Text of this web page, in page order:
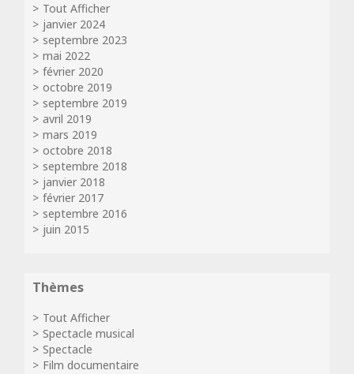
Tout Afficher
janvier 2024
septembre 2023
mai 2022
février 2020
octobre 2019
septembre 2019
avril 2019
mars 2019
octobre 2018
septembre 2018
janvier 2018
février 2017
septembre 2016
juin 2015
Thèmes
Tout Afficher
Spectacle musical
Spectacle
Film documentaire